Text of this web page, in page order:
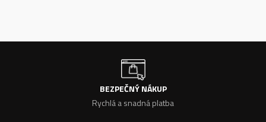
BEZPEČNÝ NÁKUP
Rychlá a snadná platba